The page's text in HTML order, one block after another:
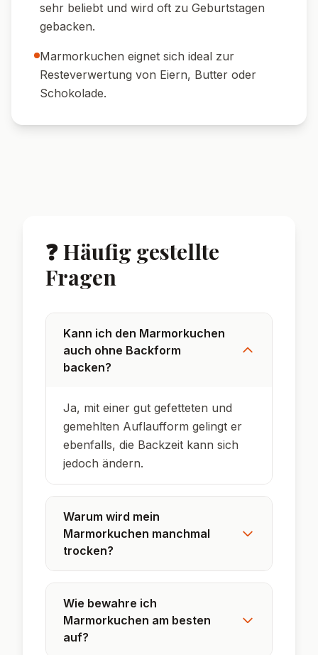
sehr beliebt und wird oft zu Geburtstagen
gebacken.
Marmorkuchen eignet sich ideal zur
Resteverwertung von Eiern, Butter oder
Schokolade.
❓ Häufig gestellte
Fragen
Kann ich den Marmorkuchen
auch ohne Backform
backen?
Ja, mit einer gut gefetteten und
gemehlten Auflaufform gelingt er
ebenfalls, die Backzeit kann sich
jedoch ändern.
Warum wird mein
Marmorkuchen manchmal
trocken?
Wie bewahre ich
Marmorkuchen am besten
auf?